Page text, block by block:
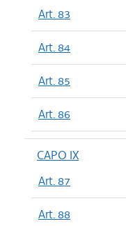
Art. 83
Art. 84
Art. 85
Art. 86
CAPO IX
Art. 87
Art. 88